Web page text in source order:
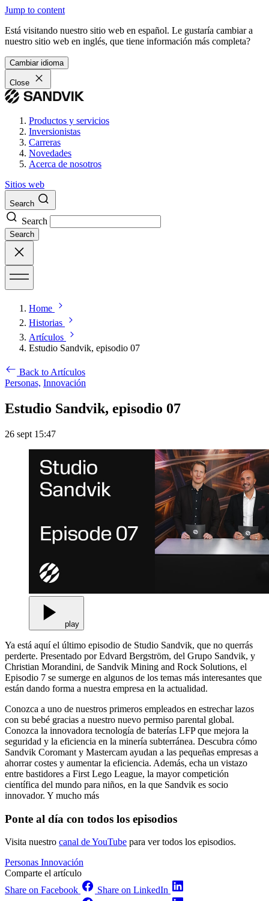
Jump to content
Está visitando nuestro sitio web en español. Le gustaría cambiar a
nuestro sitio web en inglés, que tiene información más completa?
Cambiar idioma
Close
Productos y servicios
Inversionistas
Carreras
Novedades
Acerca de nosotros
Sitios web
Search
Search
Search
Home
Historias
Artículos
Estudio Sandvik, episodio 07
Back to Artículos
Personas, Innovación
Estudio Sandvik, episodio 07
26 sept 15:47
play
Ya está aquí el último episodio de Studio Sandvik, que no querrás
perderte. Presentado por Edvard Bergström, del Grupo Sandvik, y
Christian Morandini, de Sandvik Mining and Rock Solutions, el
Episodio 7 se sumerge en algunos de los temas más interesantes que
están dando forma a nuestra empresa en la actualidad.
Conozca a uno de nuestros primeros empleados en estrechar lazos
con su bebé gracias a nuestro nuevo permiso parental global.
Conozca la innovadora tecnología de baterías LFP que mejora la
seguridad y la eficiencia en la minería subterránea. Descubra cómo
Sandvik Coromant y Mastercam ayudan a las pequeñas empresas a
ahorrar costes y aumentar la eficiencia. Además, echa un vistazo
entre bastidores a First Lego League, la mayor competición
científica del mundo para niños, en la que Sandvik es socio
innovador. Y mucho más
Ponte al día con todos los episodios
Visita nuestro canal de YouTube para ver todos los episodios.
Personas Innovación
Comparte el artículo
Share on Facebook
Share on LinkedIn